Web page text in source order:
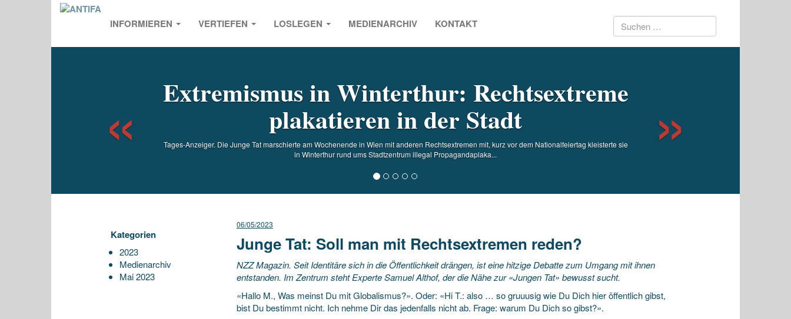
INFORMIEREN VERTIEFEN LOSLEGEN MEDIENARCHIV KONTAKT Suchen
Extremismus in Winterthur: Rechtsextreme
plakatieren in der Stadt
Tages-Anzeiger. Die Junge Tat marschierte am Wochenende in Wien mit anderen Rechtsextremen mit, kurz vor dem Nationalfeiertag kleisterte sie
in Winterthur rund ums Stadtzentrum illegal Propagandaplaka...
Previous
Kategorien
2023
Medienarchiv
Mai 2023
06/05/2023
Junge Tat: Soll man mit Rechtsextremen reden?
NZZ Magazin. Seit Identitäre sich in die Öffentlichkeit drängen, ist eine hitzige Debatte zum Umgang mit ihnen
entstanden. Im Zentrum steht Experte Samuel Althof, der die Nähe zur «Jungen Tat» bewusst sucht.
«Hallo M., Was meinst Du mit Globalismus?». Oder: «Hi T.: also … so gruuusig wie Du Dich hier öffentlich gibst,
bist Du bestimmt nicht. Ich nehme Dir das jedenfalls nicht ab. Frage: warum Du Dich so gibst?».